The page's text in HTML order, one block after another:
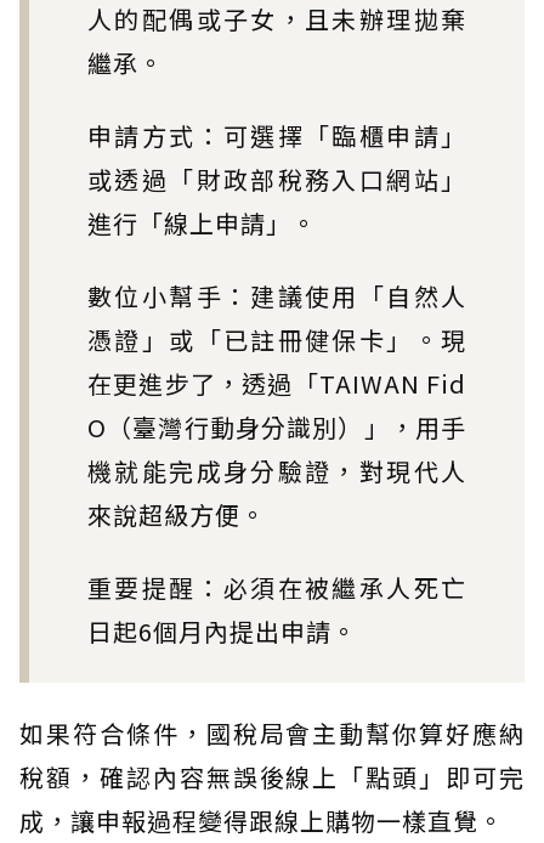
人的配偶或子女，且未辦理拋棄
繼承。
申請方式：可選擇「臨櫃申請」
或透過「財政部稅務入口網站」
進行「線上申請」。
數位小幫手：建議使用「自然人
憑證」或「已註冊健保卡」。現
在更進步了，透過「TAIWAN Fid
O（臺灣行動身分識別）」，用手
機就能完成身分驗證，對現代人
來說超級方便。
重要提醒：必須在被繼承人死亡
日起6個月內提出申請。
如果符合條件，國稅局會主動幫你算好應納
稅額，確認內容無誤後線上「點頭」即可完
成，讓申報過程變得跟線上購物一樣直覺。